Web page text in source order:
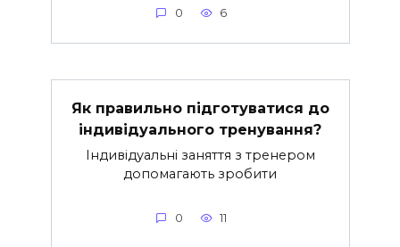
0 6
Як правильно підготуватися до
індивідуального тренування?
Індивідуальні заняття з тренером
допомагають зробити
0 11